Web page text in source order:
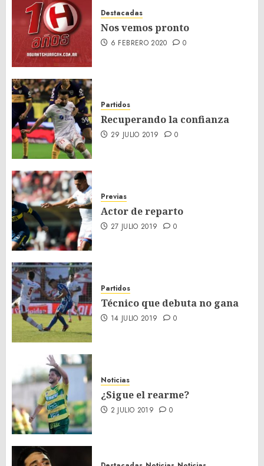
Destacadas
Nos vemos pronto
6 FEBRERO 2020 0
Partidos
Recuperando la confianza
29 JULIO 2019 0
Previas
Actor de reparto
27 JULIO 2019 0
Partidos
Técnico que debuta no gana
14 JULIO 2019 0
Noticias
¿Sigue el rearme?
2 JULIO 2019 0